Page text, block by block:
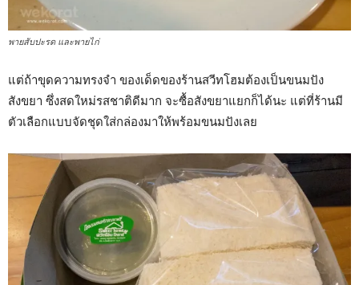
พายสับปะรด และพายไก่
แต่ถ้าขุดความทรงจำ ของเด็ดของร้านสวีทโฮมต้องเป็นขนมปัง
สังขยา ซึ่งสดใหม่รสชาติดีมาก จะซื้อสังขยาแยกก็ได้นะ แต่ที่ร้านมี
ตัวเลือกแบบจัดชุดใส่กล่องมาให้พร้อมขนมปังเลย